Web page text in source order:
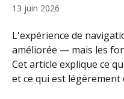
13 juin 2026
L'expérience de
améliorée — mais les
Cet article explique ce
et ce qui est légèrement